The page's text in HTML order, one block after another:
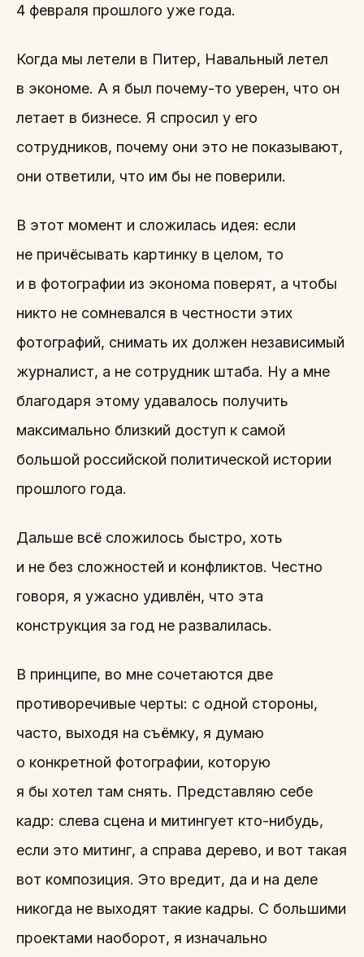
4 февраля прошлого уже года.
Когда мы летели в Питер, Навальный летел
в экономе. А я был почему-то уверен, что он
летает в бизнесе. Я спросил у его
сотрудников, почему они это не показывают,
они ответили, что им бы не поверили.
В этот момент и сложилась идея: если
не причёсывать картинку в целом, то
и в фотографии из эконома поверят, а чтобы
никто не сомневался в честности этих
фотографий, снимать их должен независимый
журналист, а не сотрудник штаба. Ну а мне
благодаря этому удавалось получить
максимально близкий доступ к самой
большой российской политической истории
прошлого года.
Дальше всё сложилось быстро, хоть
и не без сложностей и конфликтов. Честно
говоря, я ужасно удивлён, что эта
конструкция за год не развалилась.
В принципе, во мне сочетаются две
противоречивые черты: с одной стороны,
часто, выходя на съёмку, я думаю
о конкретной фотографии, которую
я бы хотел там снять. Представляю себе
кадр: слева сцена и митингует кто-нибудь,
если это митинг, а справа дерево, и вот такая
вот композиция. Это вредит, да и на деле
никогда не выходят такие кадры. С большими
проектами наоборот, я изначально